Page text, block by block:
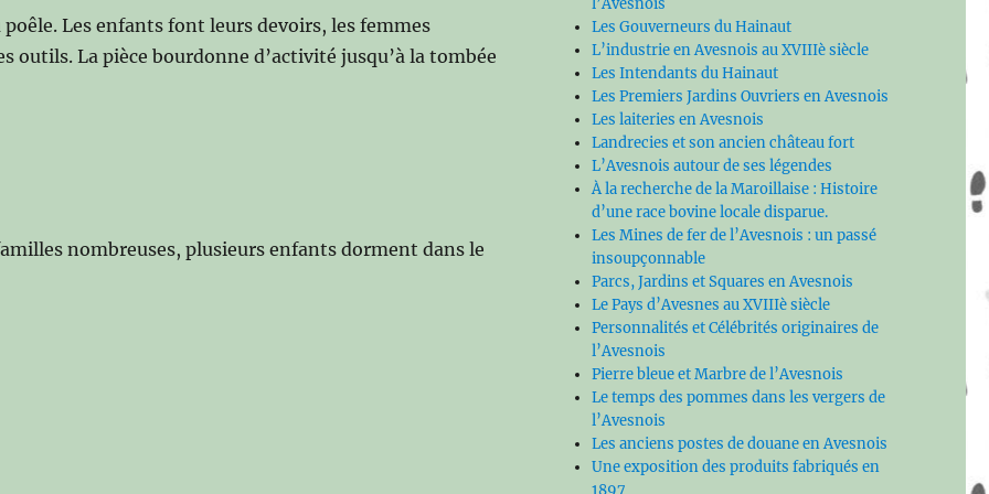
Les enfants font leurs devoirs, les femmes
La pièce bourdonne d’activité jusqu’à la tombée
nombreuses, plusieurs enfants dorment dans le
Les Gouverneurs du Hainaut
L’industrie en Avesnois au XVIIIè siècle
Les Intendants du Hainaut
Les Premiers Jardins Ouvriers en Avesnois
Les laiteries en Avesnois
Landrecies et son ancien château fort
L’Avesnois autour de ses légendes
À la recherche de la Maroillaise : Histoire
d’une race bovine locale disparue.
Les Mines de fer de l’Avesnois : un passé
insoupçonnable
Parcs, Jardins et Squares en Avesnois
Le Pays d’Avesnes au XVIIIè siècle
Personnalités et Célébrités originaires de
l’Avesnois
Pierre bleue et Marbre de l’Avesnois
Le temps des pommes dans les vergers de
l’Avesnois
Les anciens postes de douane en Avesnois
Une exposition des produits fabriqués en
1897